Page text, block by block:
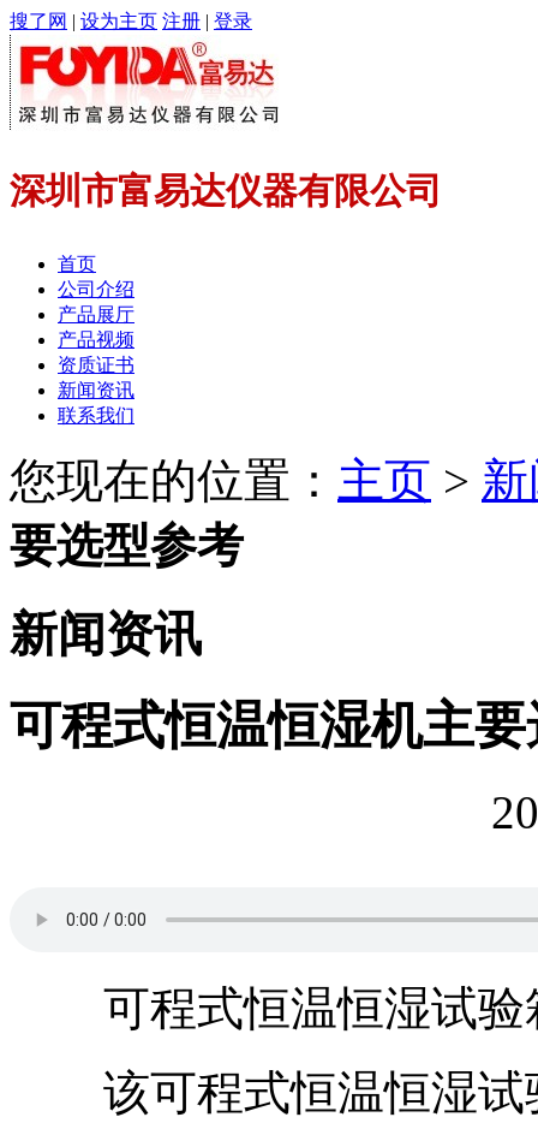
搜了网 | 设为主页 注册 | 登录
深圳市富易达仪器有限公司
首页
公司介绍
产品展厅
产品视频
资质证书
新闻资讯
联系我们
您现在的位置： 主页 >
要选型参考
新闻资讯
可程式恒温恒湿机主
可程式恒温恒湿试验
该可程式恒温恒湿试